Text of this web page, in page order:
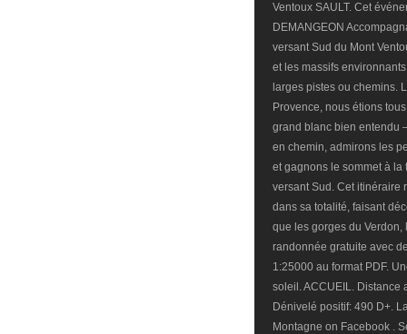
Ventoux SAULT. Cet
DEMANGEON
versant Sud du Mont
et les massifs
larges pistes ou chemins.
Provence, nous étions
grand blanc bien entendu
en chemin, admirons les
et gagnons le sommet à la
versant Sud. Cet itinéraire
dans sa totalité, faisant
que les gorges du
randonnée gratuite avec
1:25000 au format PDF.
soleil. ACCUEIL. Distance
Dénivelé positif: 490 D+.
Montagne on Facebook .